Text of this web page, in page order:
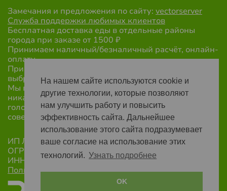
На нашем сайте используются cookie и
другие технологии, которые позволяют
нам улучшить работу и повысить
эффективность сайта. Дальнейшее
использование этого сайта подразумевает
ваше согласие на использование этих
технологий. Узнать подробнее
OK
Замечания и предложения по сайту: vectorserver
Служба поддержки любимых клиентов
Бесплатная доставка еды в отдельные районы
города при заказе от 1500 ₽
Принимаем наличный/безналичный расчёт, онлайн-
оплату.
При оформлении заказа обязательно укажите
выбранный вид оплаты.
Мы перешли на новый формат работы! Теперь
никаких звонков после заказа. Открываете сайт
голоднаяпанда.рф или наше приложение,
совершаете заказ и готово.
ИП Лобода Марина Викторовна
ОГРН: 325665800269909
ИНН: 662342184503
Политика конфиденциальности